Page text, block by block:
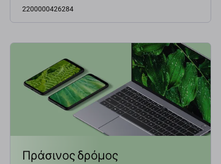
2200000426284
Πράσινος δρόμος